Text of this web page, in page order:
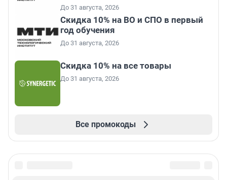
До 31 августа, 2026
Скидка 10% на ВО и СПО в первый
год обучения
До 31 августа, 2026
Скидка 10% на все товары
До 31 августа, 2026
Все промокоды